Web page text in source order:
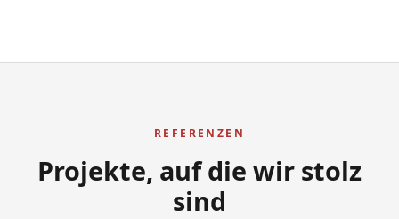
REFERENZEN
Projekte, auf die wir stolz
sind